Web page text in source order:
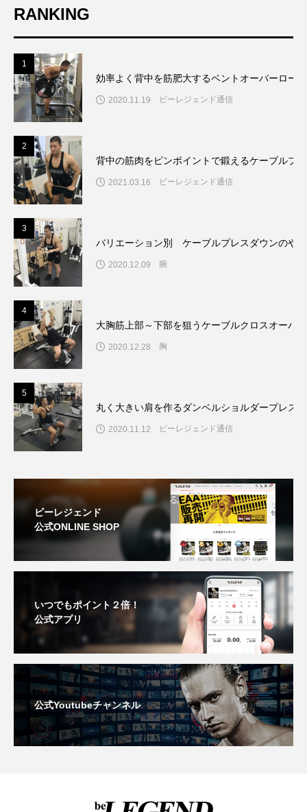
RANKING
1
効率よく背中を筋肥大するベントオーバーロー
2020.11.19 ビーレジェンド通信
2
背中の筋肉をピンポイントで鍛えるケーブルプ
2021.03.16 ビーレジェンド通信
3
バリエーション別 ケーブルプレスダウンのや
2020.12.09 腕
4
大胸筋上部～下部を狙うケーブルクロスオーバ
2020.12.28 胸
5
丸く大きい肩を作るダンベルショルダープレス
2020.11.12 ビーレジェンド通信
ビーレジェンド
公式ONLINE SHOP
いつでもポイント２倍！
公式アプリ
公式Youtubeチャンネル